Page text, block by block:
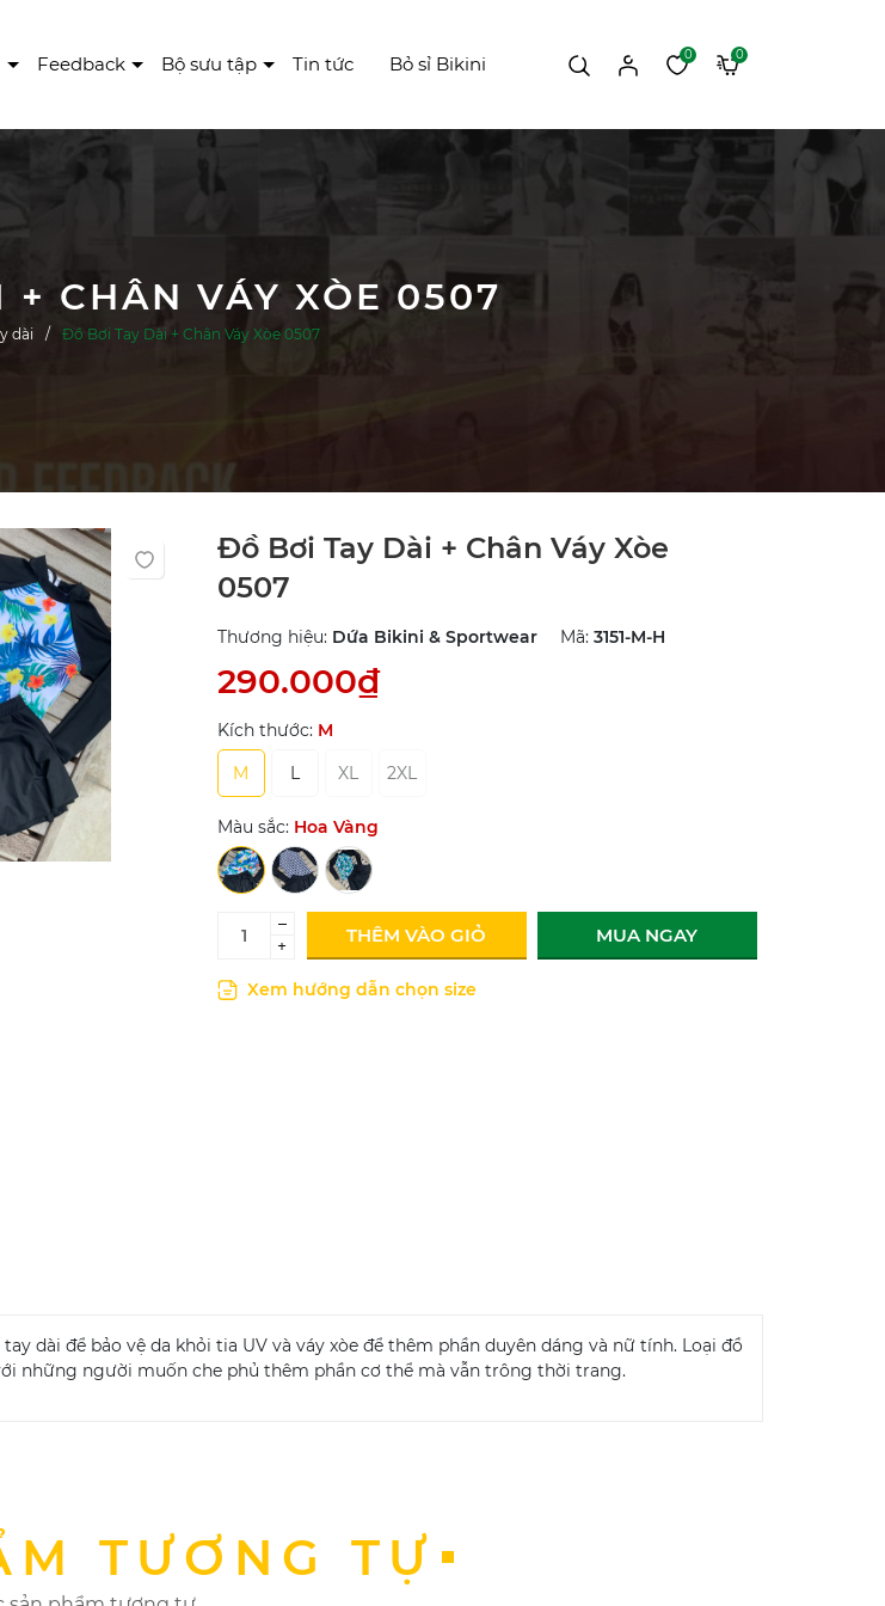
Feedback Bộ sưu tập Tin tức Bỏ sỉ Bikini 0 0
CHÂN VÁY XÒE 0507
dài Đồ Bơi Tay Dài + Chân Váy Xòe 0507
Đồ Bơi Tay Dài + Chân Váy Xòe
0507
Thương hiệu: Dứa Bikini & Sportwear Mã: 3151-M-H
290.000₫
Kích thước: M
M
L XL 2XL
Màu sắc: Hoa Vàng
–
+
THÊM VÀO GIỎ MUA NGAY
Xem hướng dẫn chọn size
dài để bảo vệ da khỏi tia UV và váy xòe để thêm phần duyên dáng và nữ tính. Loại đồ
những người muốn che phủ thêm phần cơ thể mà vẫn trông thời trang.
TƯƠNG TỰ